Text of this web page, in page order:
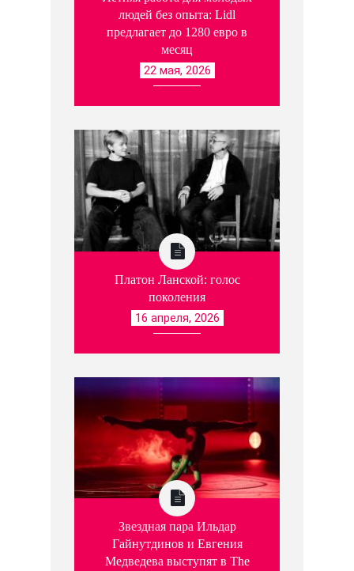
людей без опыта: Lidl
предлагает до 1280 евро в
месяц
22 мая, 2026
Платон Ланской: голос
поколения
16 апреля, 2026
Звездная пара Ильдар
Гайнутдинов и Евгения
Медведева выступят в The